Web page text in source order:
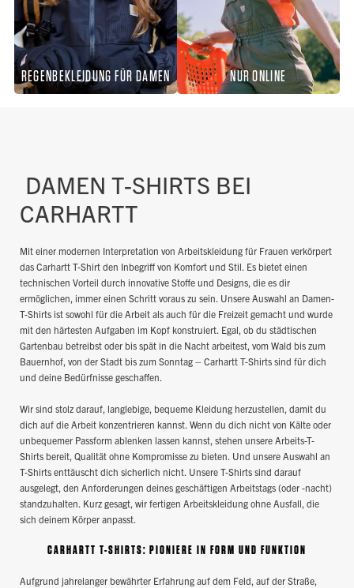
REGENBEKLEIDUNG FÜR DAMEN NUR ONLINE
DAMEN T-SHIRTS BEI
CARHARTT
Mit einer modernen Interpretation von Arbeitskleidung für Frauen verkörpert
das Carhartt T-Shirt den Inbegriff von Komfort und Stil. Es bietet einen
technischen Vorteil durch innovative Stoffe und Designs, die es dir
ermöglichen, immer einen Schritt voraus zu sein. Unsere Auswahl an Damen-
T-Shirts ist sowohl für die Arbeit als auch für die Freizeit gemacht und wurde
mit den härtesten Aufgaben im Kopf konstruiert. Egal, ob du städtischen
Gartenbau betreibst oder bis spät in die Nacht arbeitest, vom Wald bis zum
Bauernhof, von der Stadt bis zum Sonntag – Carhartt T-Shirts sind für dich
und deine Bedürfnisse geschaffen.
Wir sind stolz darauf, langlebige, bequeme Kleidung herzustellen, damit du
dich auf die Arbeit konzentrieren kannst. Wenn du dich nicht von Kälte oder
unbequemer Passform ablenken lassen kannst, stehen unsere Arbeits-T-
Shirts bereit, Qualität ohne Kompromisse zu bieten. Und unsere Auswahl an
T-Shirts enttäuscht dich sicherlich nicht. Unsere T-Shirts sind darauf
ausgelegt, den Anforderungen deines geschäftigen Arbeitstags (oder -nacht)
standzuhalten. Kurz gesagt, wir fertigen Arbeitskleidung ohne Ausfall, die
sich deinem Körper anpasst.
CARHARTT T-SHIRTS: PIONIERE IN FORM UND FUNKTION
Aufgrund jahrelanger bewährter Erfahrung auf dem Feld, auf der Straße,